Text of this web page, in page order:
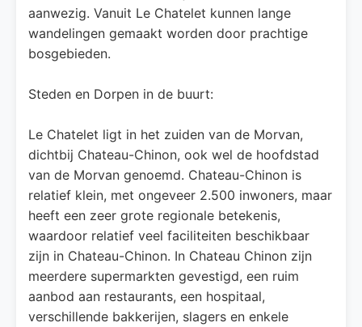
aanwezig. Vanuit Le Chatelet kunnen lange
wandelingen gemaakt worden door prachtige
bosgebieden.
Steden en Dorpen in de buurt:
Le Chatelet ligt in het zuiden van de Morvan,
dichtbij Chateau-Chinon, ook wel de hoofdstad
van de Morvan genoemd. Chateau-Chinon is
relatief klein, met ongeveer 2.500 inwoners, maar
heeft een zeer grote regionale betekenis,
waardoor relatief veel faciliteiten beschikbaar
zijn in Chateau-Chinon. In Chateau Chinon zijn
meerdere supermarkten gevestigd, een ruim
aanbod aan restaurants, een hospitaal,
verschillende bakkerijen, slagers en enkele